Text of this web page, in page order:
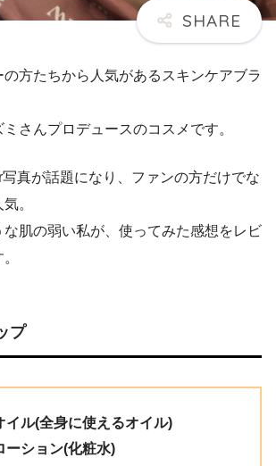
方たちから人気があるスキンケアブラ
さんプロデュースのコスメです。
真が話題になり、ファンの方だけでな
。
肌の弱い私が、使ってみた感想をレビ
プ
イル(全身に使えるオイル)
ーション(化粧水)